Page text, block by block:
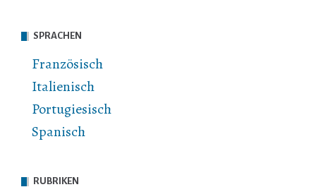
SPRACHEN
Französisch
Italienisch
Portugiesisch
Spanisch
RUBRIKEN